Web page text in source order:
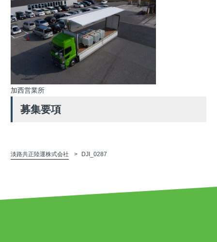
加西営業所
募集要項
淡路共正陸運株式会社 DJI_0287